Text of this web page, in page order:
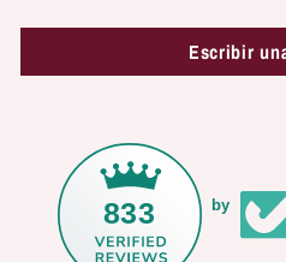
Escribir
833 by